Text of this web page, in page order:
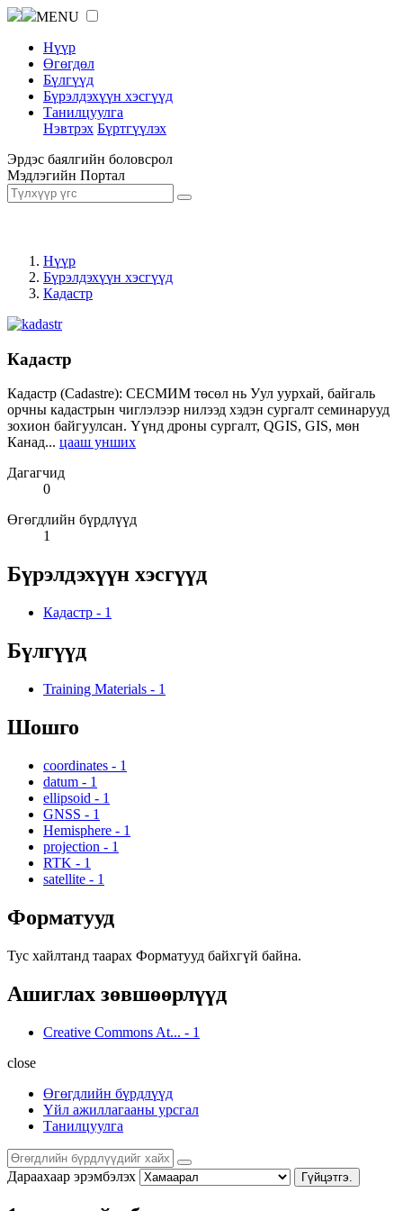
MENU
Нүүр
Өгөгдөл
Бүлгүүд
Бүрэлдэхүүн хэсгүүд
Танилцуулга
Нэвтрэх Бүртгүүлэх
Эрдэс баялгийн боловсрол
Мэдлэгийн Портал
Нүүр
Бүрэлдэхүүн хэсгүүд
Кадастр
Кадастр
Кадастр (Cadastre): СЕСМИМ төсөл нь Уул уурхай, байгаль
орчны кадастрын чиглэлээр нилээд хэдэн сургалт семинарууд
зохион байгуулсан. Үүнд дроны сургалт, QGIS, GIS, мөн
Канад... цааш унших
Дагагчид
0
Өгөгдлийн бүрдлүүд
1
Бүрэлдэхүүн хэсгүүд
Кадастр - 1
Бүлгүүд
Training Materials - 1
Шошго
coordinates - 1
datum - 1
ellipsoid - 1
GNSS - 1
Hemisphere - 1
projection - 1
RTK - 1
satellite - 1
Форматууд
Тус хайлтанд таарах Форматууд байхгүй байна.
Ашиглах зөвшөөрлүүд
Creative Commons At... - 1
close
Өгөгдлийн бүрдлүүд
Үйл ажиллагааны урсгал
Танилцуулга
Дараахаар эрэмбэлэх Гүйцэтгэ.